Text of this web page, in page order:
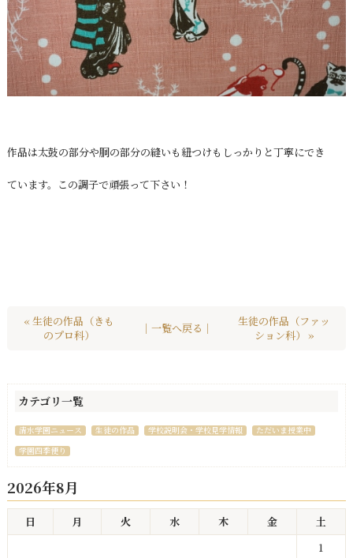
作品は太鼓の部分や胴の部分の縫いも紐つけもしっかりと丁寧にでき
ています。この調子で頑張って下さい！
« 生徒の作品（きも
のプロ科）
｜一覧へ戻る｜
生徒の作品（ファッ
ション科） »
カテゴリ一覧
清水学園ニュース 生徒の作品 学校説明会・学校見学情報
ただいま授業中
学園四季便り
2026年8月
日 月 火 水 木 金 土
1